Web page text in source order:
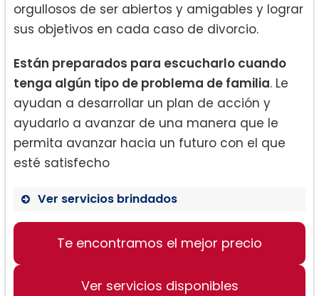
orgullosos de ser abiertos y amigables y lograr
sus objetivos en cada caso de divorcio.
Están preparados para escucharlo cuando
tenga algún tipo de problema de familia. Le
ayudan a desarrollar un plan de acción y
ayudarlo a avanzar de una manera que le
permita avanzar hacia un futuro con el que
esté satisfecho
Ver servicios brindados
Divorcio:
Te encontramos el mejor precio
Ver servicios disponibles